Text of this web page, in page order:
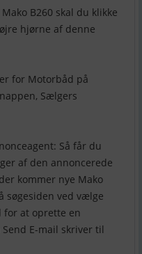
B260 skal du klikke
hjørne af denne
for Motorbåd på
Sælgers
Så får du
af den annoncerede
kommer nye Mako
søgesiden ved vælge
for at oprette en
E-mail skriver til